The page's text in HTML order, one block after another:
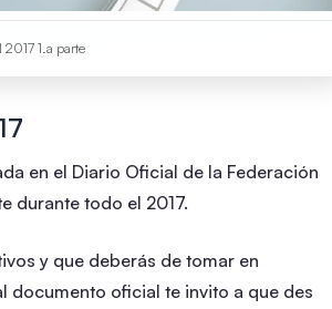
2017 1.a parte
en el Diario Oficial de la Federación
durante todo el 2017.
y que deberás de tomar en
documento oficial te invito a que des